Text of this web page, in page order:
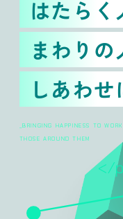
はたらく
まわりの
しあわせ
_BRINGING HAPPINESS TO
THOSE AROUND THEM